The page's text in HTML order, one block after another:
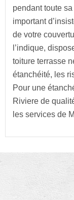
pendant toute
important
de votre
l’indique,
toiture terrasse
étanchéité, les
Pour une
Riviere de
les services de